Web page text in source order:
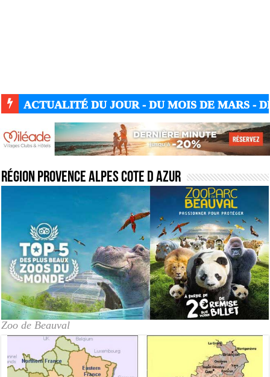
ACTUALITÉ DU JOUR - DU MOIS DE MARS -
Région provence alpes cote d azur
Zoo de Beauval